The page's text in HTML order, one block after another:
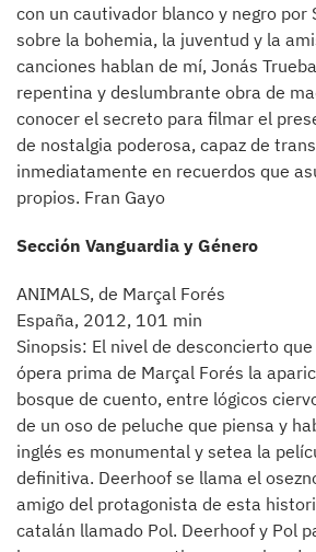
con un cautivador blanco y negro por
sobre la bohemia, la juventud y la
canciones hablan de mí, Jonás
repentina y deslumbrante obra de
conocer el secreto para filmar el
de nostalgia poderosa, capaz de
inmediatamente en recuerdos que
propios. Fran Gayo
Sección Vanguardia y Género
ANIMALS, de Marçal Forés
España, 2012, 101 min
Sinopsis: El nivel de desconcierto
ópera prima de Marçal Forés la
bosque de cuento, entre lógicos
de un oso de peluche que piensa y
inglés es monumental y setea la
definitiva. Deerhoof se llama el
amigo del protagonista de esta
catalán llamado Pol. Deerhoof y Pol